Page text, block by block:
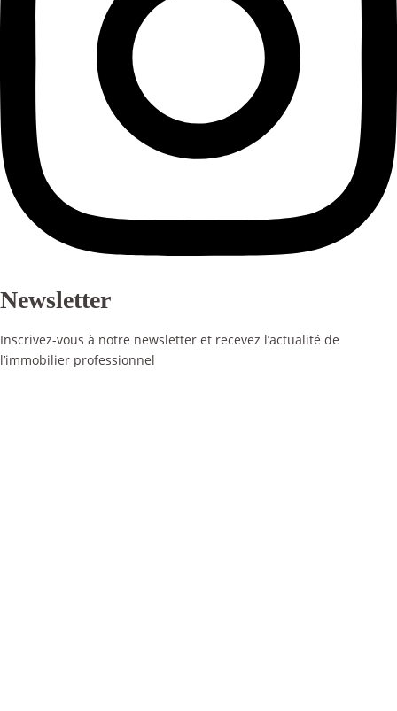
Newsletter
Inscrivez-vous à notre newsletter et recevez l’actualité de
l’immobilier professionnel